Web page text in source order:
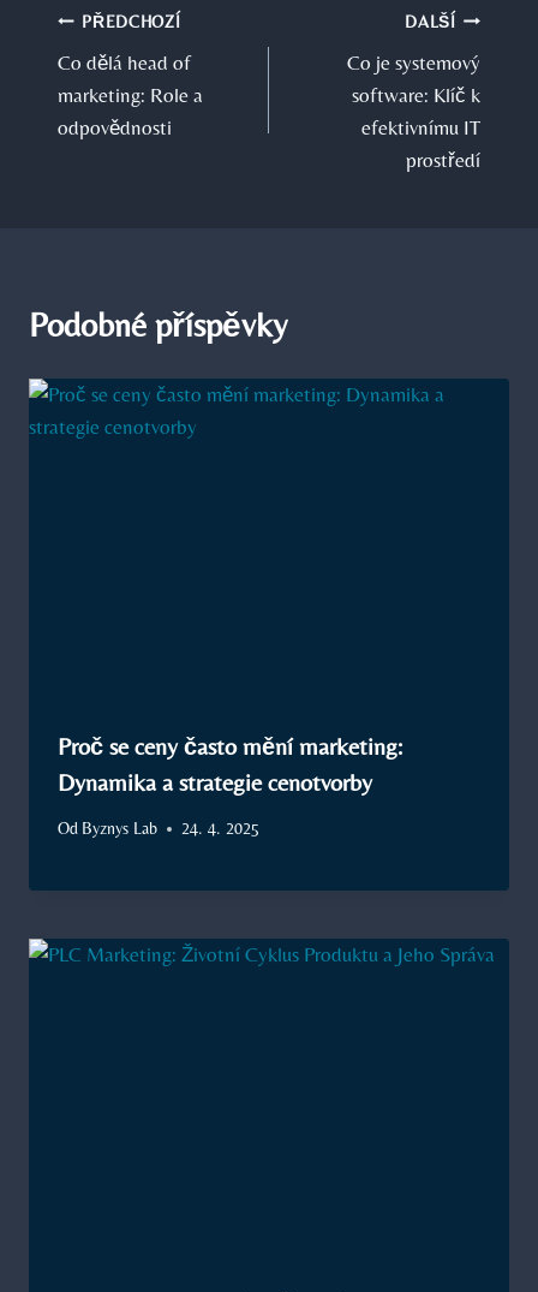
Navigace
pro
příspěvek
PŘEDCHOZÍ
Co dělá head of
marketing: Role a
odpovědnosti
DALŠÍ
Co je systemový
software: Klíč k
efektivnímu IT
prostředí
Podobné příspěvky
Proč se ceny často mění marketing:
Dynamika a strategie cenotvorby
Od Byznys Lab 24. 4. 2025